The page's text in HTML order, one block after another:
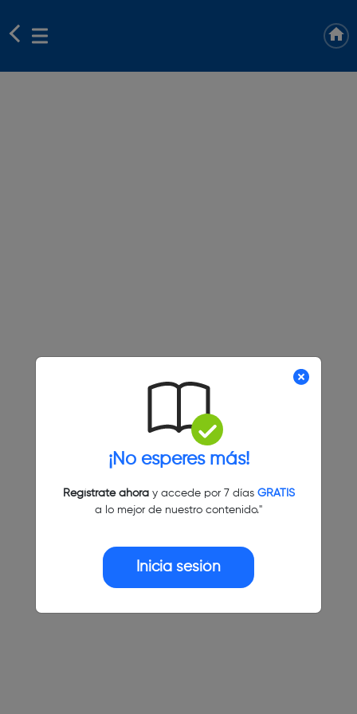
¡No esperes más!
Regístrate ahoray accede por 7 días GRATIS
a lo mejor de nuestro contenido."
Inicia sesión